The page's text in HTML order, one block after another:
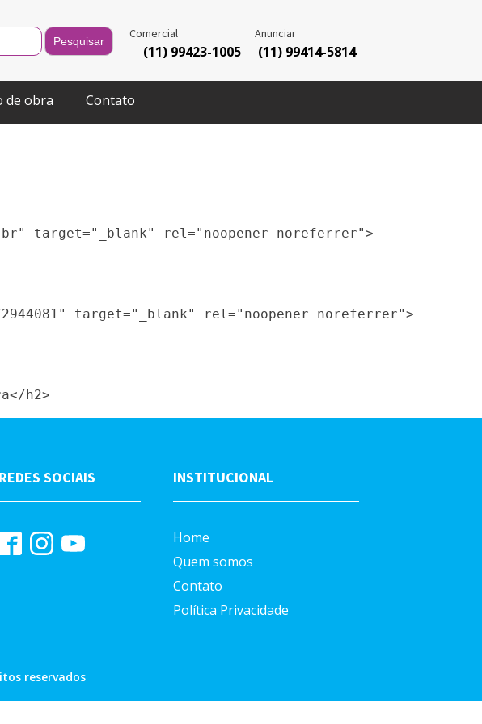
Comercial
(11) 99423-1005
Anunciar
(11) 99414-5814
de obra Contato
target="_blank" rel="noopener noreferrer">
target="_blank" rel="noopener noreferrer">
REDES SOCIAIS INSTITUCIONAL
Home
Quem somos
Contato
Política Privacidade
reservados